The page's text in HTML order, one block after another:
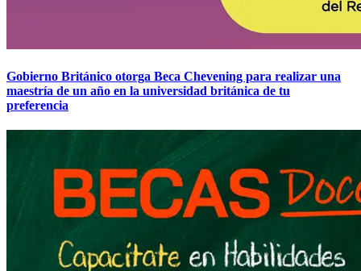
Gobierno Británico otorga Beca Chevening para realizar una
maestría de un año en la universidad británica de tu
preferencia